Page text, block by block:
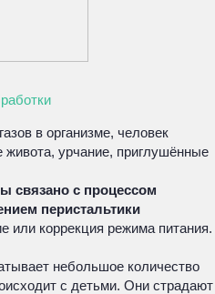
в организме, человек
урчание, приглушённые
связано с процессом
перистальтики
или коррекция режима питания.
небольшое количество
с детьми. Они страдают